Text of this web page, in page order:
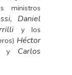
ministros
Daniel
y los
Héctor
y Carlos